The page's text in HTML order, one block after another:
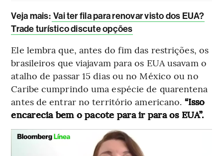
Veja mais: Vai ter fila para renovar visto dos EUA?
Trade turístico discute opções
Ele lembra que, antes do fim das restrições, os
brasileiros que viajavam para os EUA usavam o
atalho de passar 15 dias ou no México ou no
Caribe cumprindo uma espécie de quarentena
antes de entrar no território americano. “Isso
encarecia bem o pacote para ir para os EUA”.